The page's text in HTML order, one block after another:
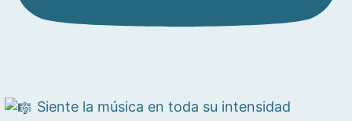
Siente la música en toda su intensidad